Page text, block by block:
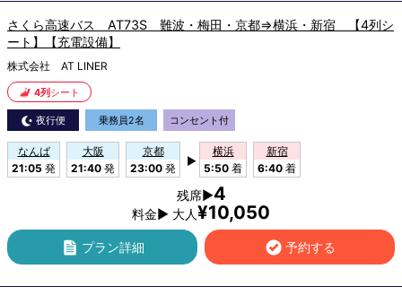
さくら高速バス AT73S 難波・梅田・京都⇒横浜・新宿 【4列シ
ート】【充電設備】
株式会社 AT LINER
4列 シート
夜行便 乗務員2名 コンセント付
なんば
21:05 発
大阪
21:40 発
京都
23:00 発
▶
横浜
5:50 着
新宿
6:40 着
残席▶4
料金▶ 大人¥10,050
プラン詳細 予約する